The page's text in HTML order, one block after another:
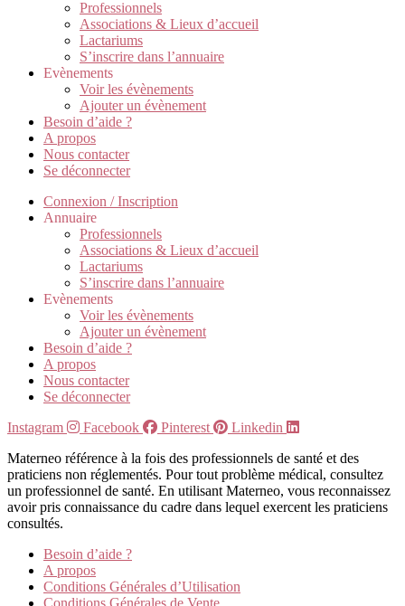
Professionnels
Associations & Lieux d’accueil
Lactariums
S’inscrire dans l’annuaire
Evènements
Voir les évènements
Ajouter un évènement
Besoin d’aide ?
A propos
Nous contacter
Se déconnecter
Connexion / Inscription
Annuaire
Professionnels
Associations & Lieux d’accueil
Lactariums
S’inscrire dans l’annuaire
Evènements
Voir les évènements
Ajouter un évènement
Besoin d’aide ?
A propos
Nous contacter
Se déconnecter
Instagram
Facebook Pinterest
Linkedin
Materneo référence à la fois des professionnels de santé et des
praticiens non réglementés. Pour tout problème médical, consultez
un professionnel de santé. En utilisant Materneo, vous reconnaissez
avoir pris connaissance du cadre dans lequel exercent les praticiens
consultés.
Besoin d’aide ?
A propos
Conditions Générales d’Utilisation
Conditions Générales de Vente